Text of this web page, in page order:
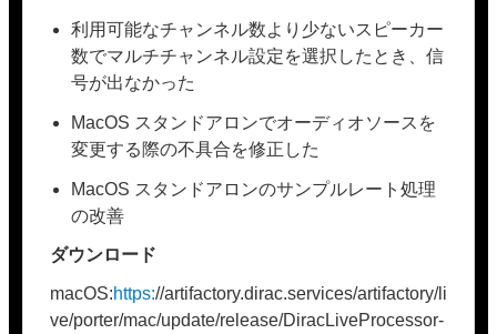
利用可能なチャンネル数より少ないスピーカー
数でマルチチャンネル設定を選択したとき、信
号が出なかった
MacOS スタンドアロンでオーディオソースを
変更する際の不具合を修正した
MacOS スタンドアロンのサンプルレート処理
の改善
ダウンロード
macOS:https://artifactory.dirac.services/artifactory/li
ve/porter/mac/update/release/DiracLiveProcessor-